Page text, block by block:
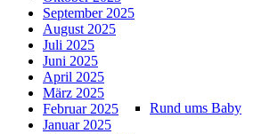
Rund ums Baby
September 2025
August 2025
Juli 2025
Juni 2025
April 2025
März 2025
Februar 2025
Januar 2025